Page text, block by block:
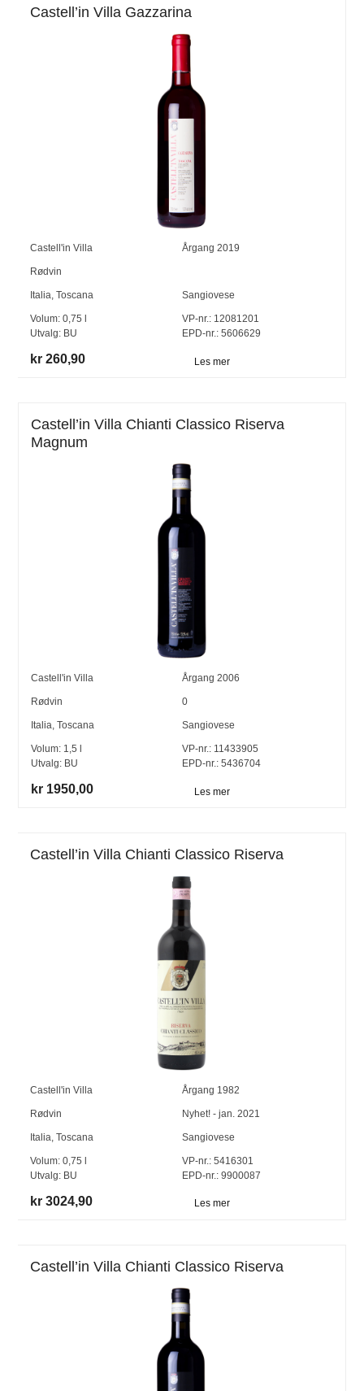
Castell’in Villa Gazzarina
Castell'in Villa Årgang 2019
Rødvin
Italia,Toscana Sangiovese
Volum:0,75
Utvalg: BU
VP-nr.:12081201
EPD-nr.: 5606629
kr 260,90 Les mer
Castell’in Villa Chianti Classico Riserva
Magnum
Castell'in Villa Årgang 2006
Rødvin 0
Italia,Toscana Sangiovese
Volum: 1,5
Utvalg: BU
VP-nr.: 11433905
EPD-nr.: 5436704
kr 1950,00 Les mer
Castell’in Villa Chianti Classico Riserva
Castell'in Villa Årgang 1982
Rødvin Nyhet! - jan. 2021
Italia,Toscana Sangiovese
Volum:0,75
Utvalg: BU
VP-nr.:5416301
EPD-nr.: 9900087
kr 3024,90 Les mer
Castell’in Villa Chianti Classico Riserva